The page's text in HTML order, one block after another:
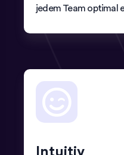
jedem Team optimal
Intuitiv